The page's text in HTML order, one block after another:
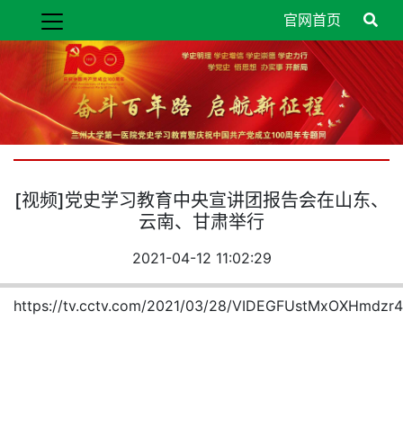
官网首页
[视频]党史学习教育中央宣讲团报告会在山东、
云南、甘肃举行
2021-04-12 11:02:29
https://tv.cctv.com/2021/03/28/